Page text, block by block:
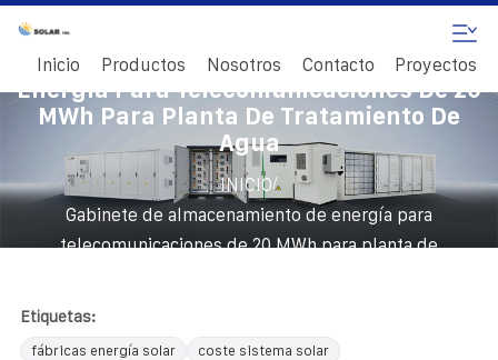
Inicio Productos Nosotros Contacto Proyectos
Gabinete De Almacenamiento De
Energía Para Telecomunicaciones De 20
MWh Para Planta De Tratamiento De
Agua
INICIO/
Gabinete de almacenamiento de energía para
telecomunicaciones de 20 MWh para planta de
Etiquetas:
fábricas energía solar
coste sistema solar